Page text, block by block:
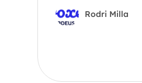
Rodri Milla